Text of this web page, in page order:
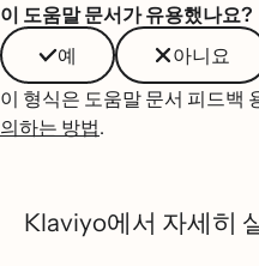
이 도움말 문서가 유용했나요?
예
아니요
이 형식은 도움말 문서 피드백
의하는 방법.
Klaviyo에서 자세히